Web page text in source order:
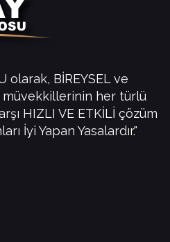
olarak, BİREYSEL ve
her türlü
HIZLI VE ETKİLİ çözüm
İyi Yapan Yasalardır."